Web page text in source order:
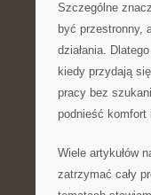
Szczególne
być przestronny,
działania.
kiedy przydają
pracy bez
podnieść
Wiele artykułów
zatrzymać cały